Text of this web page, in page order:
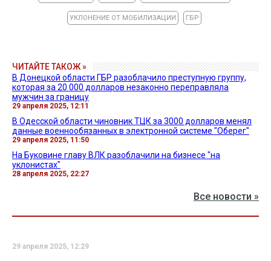
УКЛОНЕНИЕ ОТ МОБИЛИЗАЦИИ ГБР
ЧИТАЙТЕ ТАКОЖ »
В Донецкой области ГБР разоблачило преступную группу,
которая за 20 000 долларов незаконно переправляла
мужчин за границу
29 апреля 2025, 12:11
В Одесской области чиновник ТЦК за 3000 долларов менял
данные военнообязанных в электронной системе "Оберег"
29 апреля 2025, 11:50
На Буковине главу ВЛК разоблачили на бизнесе "на
уклонистах"
28 апреля 2025, 22:27
Все новости »
29 апреля 2025, 12:29